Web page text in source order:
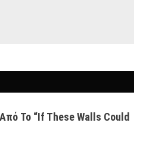
Το “If These Walls Could